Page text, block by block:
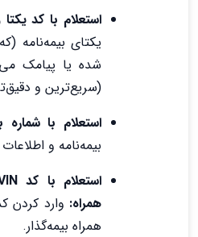
استعلام با کد
یکتای بیمه‌نامه
شده یا پیامک
(سریع‌ترین و
استعلام با شماره
بیمه‌نامه و
همراه:
همراه بیمه‌گذار.